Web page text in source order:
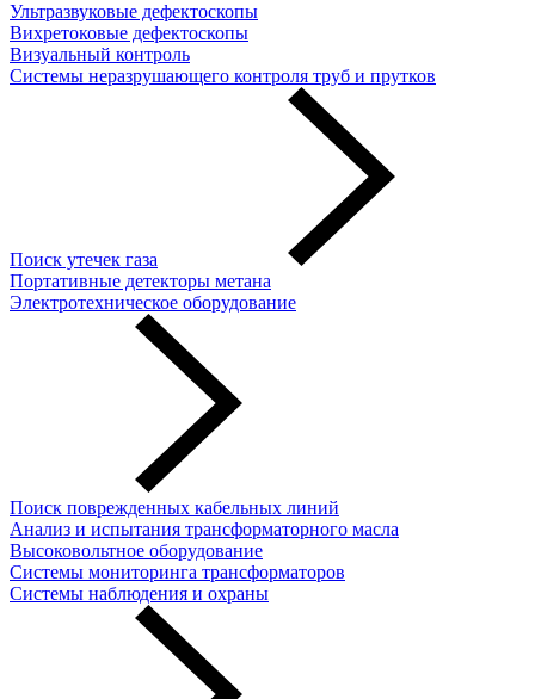
Ультразвуковые дефектоскопы
Вихретоковые дефектоскопы
Визуальный контроль
Системы неразрушающего контроля труб и прутков
Поиск утечек газа
Портативные детекторы метана
Электротехническое оборудование
Поиск поврежденных кабельных линий
Анализ и испытания трансформаторного масла
Высоковольтное оборудование
Системы мониторинга трансформаторов
Системы наблюдения и охраны